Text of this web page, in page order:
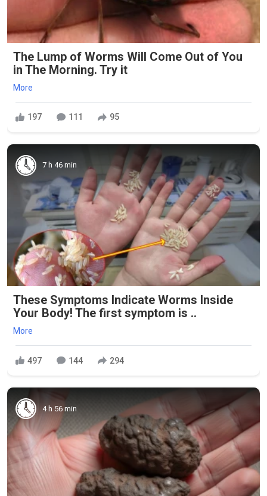
The Lump of Worms Will Come Out of You
in The Morning. Try it
More
197 111 95
7 h 46 min
These Symptoms Indicate Worms Inside
Your Body! The first symptom is ..
More
497 144 294
4 h 56 min